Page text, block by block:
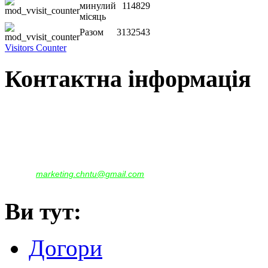
минулий
місяць
114829
Разом
3132543
Visitors Counter
Контактна інформація
marketing.chntu@gmail.com
Ви тут:
Догори